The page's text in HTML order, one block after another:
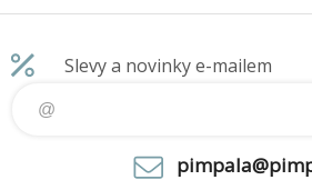
Memory
Slevy a novinky e-mailem